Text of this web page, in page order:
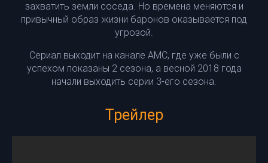
захватить земли соседа. Но времена меняются и
привычный образ жизни баронов оказывается под
угрозой.
Сериал выходит на канале AMC, где уже были с
успехом показаны 2 сезона, а весной 2018 года
начали выходить серии 3-его сезона.
Трейлер